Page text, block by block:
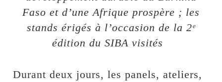
Faso et d’une Afrique prospère ; les
stands érigés à l’occasion de la 2ᵉ
édition du SIBA visités
Durant deux jours, les panels, ateliers,